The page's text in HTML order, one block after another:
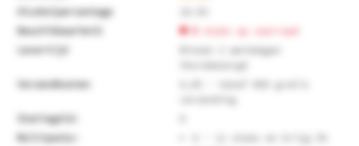
Alcoholpercentage
Beschikbaarheid
stuks op voorraad
Levertijd
Binnen 2 werkdagen
Verzendkosten
Statiegeld:
Multipacks: